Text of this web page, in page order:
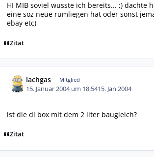
HI MIB soviel wusste ich bereits... ;) dachte
eine soz neue rumliegen hat oder sonst
ebay etc)
Zitat
lachgas Mitglied
15. Januar 2004 um 18:5415. Jan 2004
ist die di box mit dem 2 liter baugleich?
Zitat